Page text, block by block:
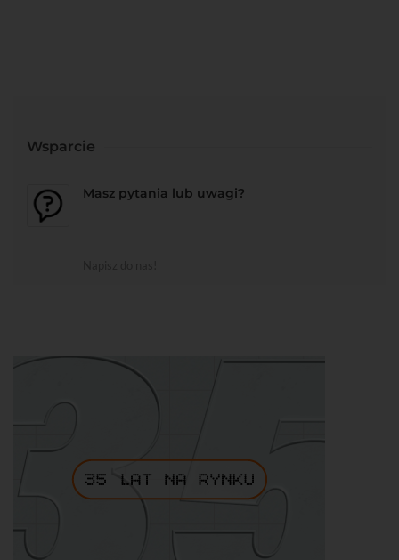
Wsparcie
Masz pytania lub uwagi?